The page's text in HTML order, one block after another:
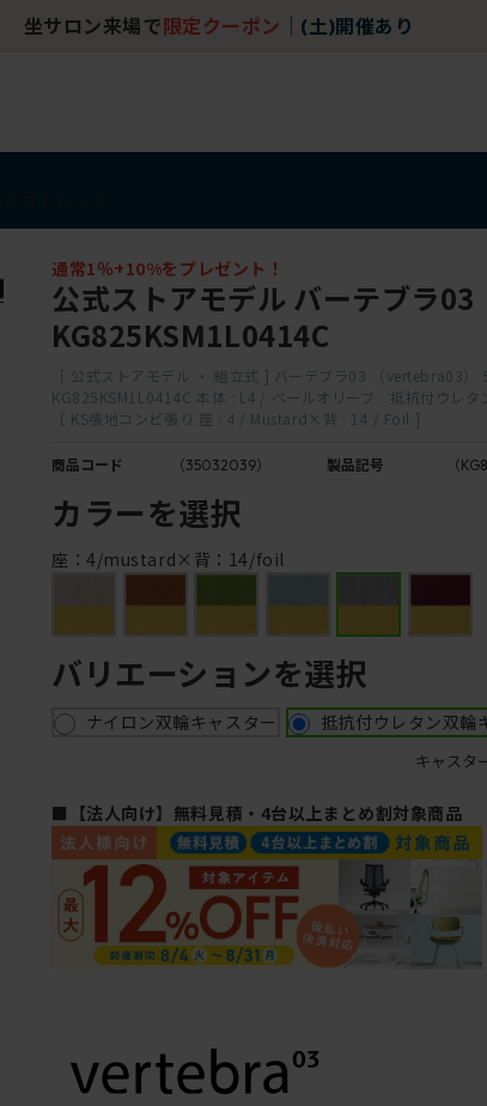
坐サロン来場で 限定クーポン (土)開催あり
通常1％+10%をプレゼント！
公式ストアモデル バーテブラ03
KG825KSM1L0414C
［ 公式ストアモデル ・ 組立式 ] バーテブラ03 （vertebra03）
KG825KSM1L0414C 本体 : L4 / ペールオリーブ 抵抗付ウレタ
［ KS張地コンビ張り 座 : 4 / Mustard×背 : 14 / Foil ]
商品コード （35032039） 製品記号 （
カラーを選択
座：4/mustard×背：14/foil
バリエーションを選択
ナイロン双輪キャスター 抵抗付ウレタン双輪
キャスタ
■【法人向け】無料見積・4台以上まとめ割対象商品